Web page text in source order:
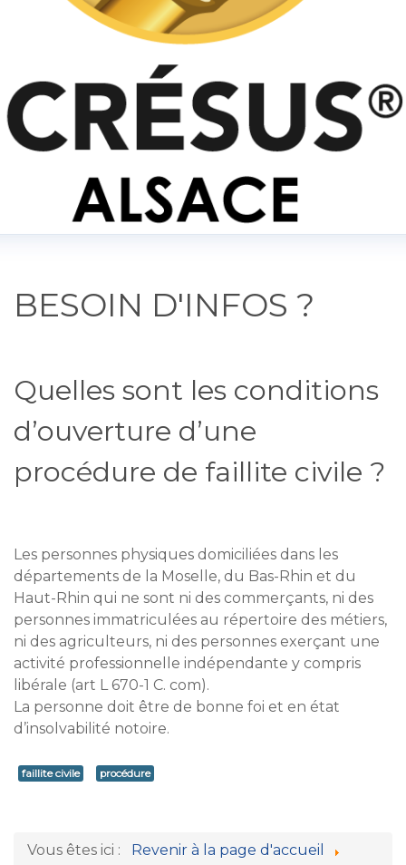
BESOIN D'INFOS ?
Quelles sont les conditions
d’ouverture d’une
procédure de faillite civile ?
Les personnes physiques domiciliées dans les
départements de la Moselle, du Bas-Rhin et du
Haut-Rhin qui ne sont ni des commerçants, ni des
personnes immatriculées au répertoire des métiers,
ni des agriculteurs, ni des personnes exerçant une
activité professionnelle indépendante y compris
libérale (art L 670-1 C. com).
La personne doit être de bonne foi et en état
d’insolvabilité notoire.
faillite civile procédure
Vous êtes ici :
Revenir à la page d'accueil